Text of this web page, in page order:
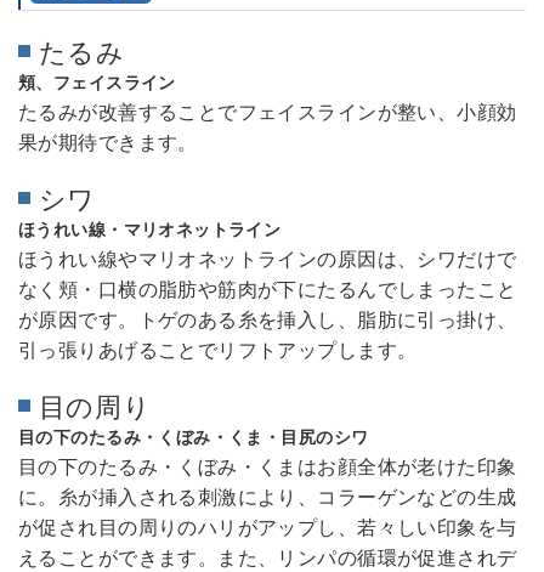
たるみ
頬、フェイスライン
たるみが改善することでフェイスラインが整い、小顔効
果が期待できます。
シワ
ほうれい線・マリオネットライン
ほうれい線やマリオネットラインの原因は、シワだけで
なく頬・口横の脂肪や筋肉が下にたるんでしまったこと
が原因です。トゲのある糸を挿入し、脂肪に引っ掛け、
引っ張りあげることでリフトアップします。
目の周り
目の下のたるみ・くぼみ・くま・目尻のシワ
目の下のたるみ・くぼみ・くまはお顔全体が老けた印象
に。糸が挿入される刺激により、コラーゲンなどの生成
が促され目の周りのハリがアップし、若々しい印象を与
えることができます。また、リンパの循環が促進されデ